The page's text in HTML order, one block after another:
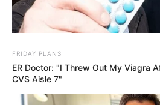
FRIDAY PLANS
ER Doctor: "I Threw Out My Viagra
CVS Aisle 7"